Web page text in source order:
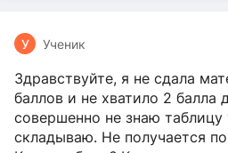
У Ученик
Здравствуйте, я не сдала
баллов и не хватило 2 балла
совершенно не знаю
складываю. Не получается